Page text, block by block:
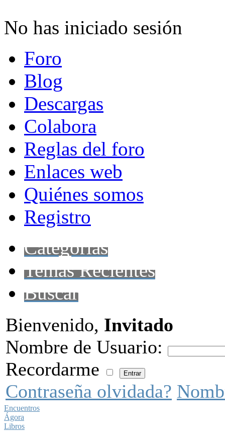
No has iniciado sesión
Foro
Blog
Descargas
Colabora
Reglas del foro
Enlaces web
Quiénes somos
Registro
Categorías
Temas Recientes
Buscar
Bienvenido, Invitado
Nombre de Usuario:
Recordarme
Contraseña olvidada?
Encuentros
Ágora
Libros